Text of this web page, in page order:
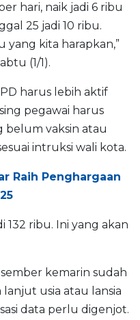
hari, naik jadi 6 ribu
25 jadi 10 ribu.
yang kita harapkan,”
(1/1).
harus lebih aktif
pegawai harus
belum vaksin atau
intruksi wali kota.
Raih Penghargaan
132 ribu. Ini yang akan
kemarin sudah
lanjut usia atau lansia
data perlu digenjot.